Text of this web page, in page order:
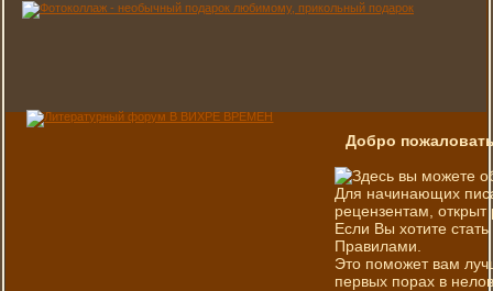
Добро
Здесь вы можете
Для начинающих
рецензентам, открыт
Если Вы хотите
Правилами.
Это поможет вам
первых порах в